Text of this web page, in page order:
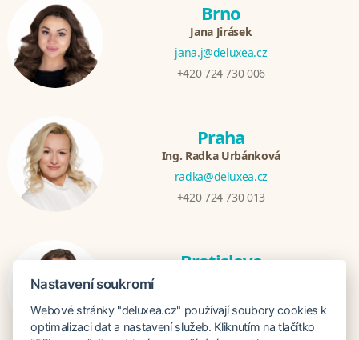
Brno
Jana Jirásek
jana.j@deluxea.cz
+420 724 730 006
Praha
Ing. Radka Urbánková
radka@deluxea.cz
+420 724 730 013
Bratislava
+421 948 759 074
Nastavení soukromí
Webové stránky "deluxea.cz" používají soubory cookies k
optimalizaci dat a nastavení služeb. Kliknutím na tlačítko